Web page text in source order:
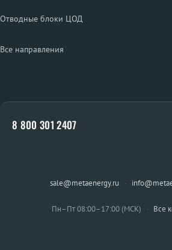
Отводные блоки ЦОД
Все направления
8 800 301 2407
sale@metaenergy.ru ·
Пн–Пт 08:00–17:00 (МСК) · Все